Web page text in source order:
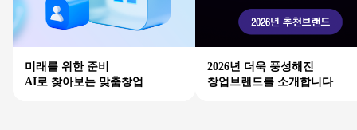
미래를 위한 준비
AI로 찾아보는 맞춤창업
2026년 더욱 풍성해진
창업브랜드를 소개합니다